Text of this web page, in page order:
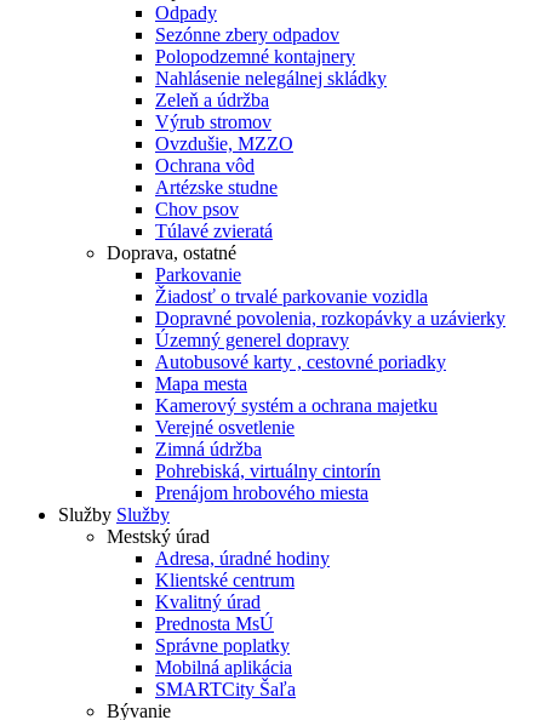
Odpady
Sezónne zbery odpadov
Polopodzemné kontajnery
Nahlásenie nelegálnej skládky
Zeleň a údržba
Výrub stromov
Ovzdušie, MZZO
Ochrana vôd
Artézske studne
Chov psov
Túlavé zvieratá
Doprava, ostatné
Parkovanie
Žiadosť o trvalé parkovanie vozidla
Dopravné povolenia, rozkopávky a uzávierky
Územný generel dopravy
Autobusové karty , cestovné poriadky
Mapa mesta
Kamerový systém a ochrana majetku
Verejné osvetlenie
Zimná údržba
Pohrebiská, virtuálny cintorín
Prenájom hrobového miesta
Služby Služby
Mestský úrad
Adresa, úradné hodiny
Klientské centrum
Kvalitný úrad
Prednosta MsÚ
Správne poplatky
Mobilná aplikácia
SMARTCity Šaľa
Bývanie